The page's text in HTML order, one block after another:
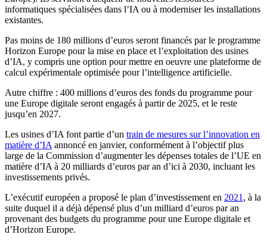
informatiques spécialisées dans l’IA ou à moderniser les installations
existantes.
Pas moins de 180 millions d’euros seront financés par le programme
Horizon Europe pour la mise en place et l’exploitation des usines
d’IA, y compris une option pour mettre en oeuvre une plateforme de
calcul expérimentale optimisée pour l’intelligence artificielle.
Autre chiffre : 400 millions d’euros des fonds du programme pour
une Europe digitale seront engagés à partir de 2025, et le reste
jusqu’en 2027.
Les usines d’IA font partie d’un train de mesures sur l’innovation en
matière d’IA annoncé en janvier, conformément à l’objectif plus
large de la Commission d’augmenter les dépenses totales de l’UE en
matière d’IA à 20 milliards d’euros par an d’ici à 2030, incluant les
investissements privés.
L’exécutif européen a proposé le plan d’investissement en 2021 , à la
suite duquel il a déjà dépensé plus d’un milliard d’euros par an
provenant des budgets du programme pour une Europe digitale et
d’Horizon Europe.